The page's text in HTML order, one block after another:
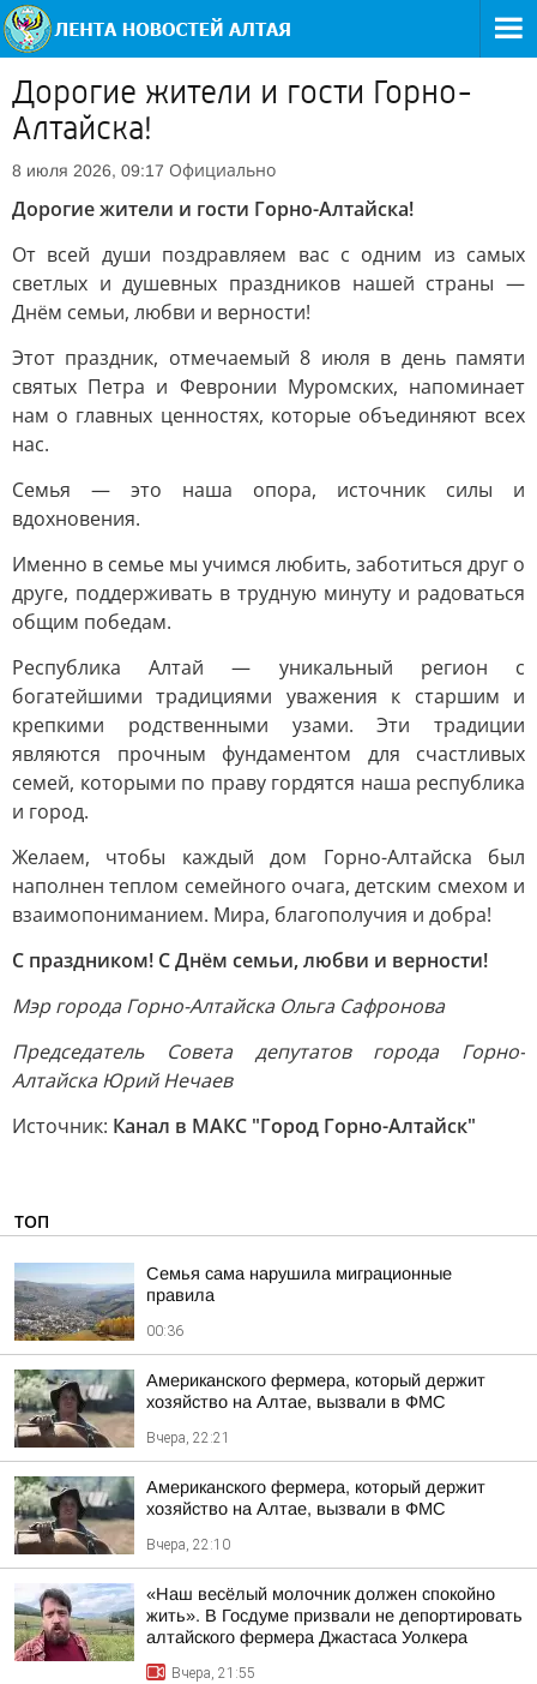
Дорогие жители и гости Горно-
Алтайска!
8 июля 2026, 09:17 Официально
Дорогие жители и гости Горно-Алтайска!
От всей души поздравляем вас с одним из самых
светлых и душевных праздников нашей страны —
Днём семьи, любви и верности!
Этот праздник, отмечаемый 8 июля в день памяти
святых Петра и Февронии Муромских, напоминает
нам о главных ценностях, которые объединяют всех
нас.
Семья — это наша опора, источник силы и
вдохновения.
Именно в семье мы учимся любить, заботиться друг о
друге, поддерживать в трудную минуту и радоваться
общим победам.
Республика Алтай — уникальный регион с
богатейшими традициями уважения к старшим и
крепкими родственными узами. Эти традиции
являются прочным фундаментом для счастливых
семей, которыми по праву гордятся наша республика
и город.
Желаем, чтобы каждый дом Горно-Алтайска был
наполнен теплом семейного очага, детским смехом и
взаимопониманием. Мира, благополучия и добра!
С праздником! С Днём семьи, любви и верности!
Мэр города Горно-Алтайска Ольга Сафронова
Председатель Совета депутатов города Горно-
Алтайска Юрий Нечаев
Источник: Канал в МАКС "Город Горно-Алтайск"
ТОП
Семья сама нарушила миграционные
правила
00:36
Американского фермера, который держит
хозяйство на Алтае, вызвали в ФМС
Вчера, 22:21
Американского фермера, который держит
хозяйство на Алтае, вызвали в ФМС
Вчера, 22:10
«Наш весёлый молочник должен спокойно
жить». В Госдуме призвали не депортировать
алтайского фермера Джастаса Уолкера
Вчера, 21:55